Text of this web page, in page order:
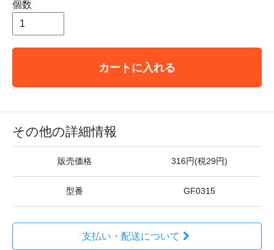
個数
カートに入れる
その他の詳細情報
販売価格 316円(税29円)
型番 GF0315
支払い・配送について